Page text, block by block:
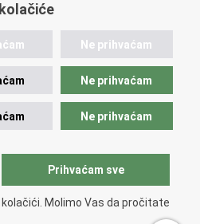
i vještačenja
Ne prihvaćam
Ne prihvaćam
Ne prihvaćam
Prihvaćam sve
Molimo Vas da pročitate